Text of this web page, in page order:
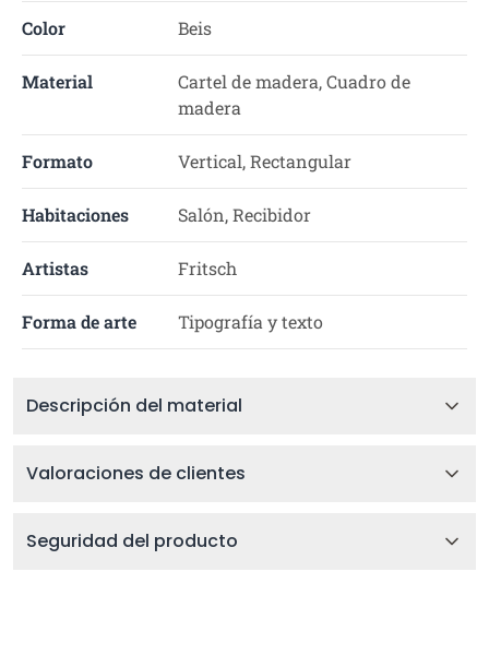
Color Beis
Material
Cartel de madera, Cuadro de
madera
Formato Vertical, Rectangular
Habitaciones Salón, Recibidor
Artistas Fritsch
Forma de arte Tipografía y texto
Descripción del material
Valoraciones de clientes
Seguridad del producto